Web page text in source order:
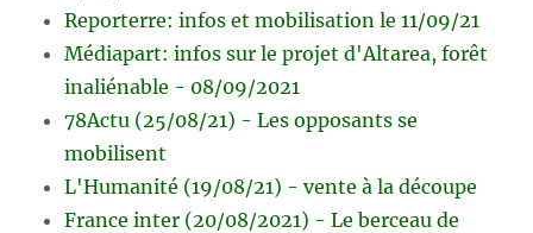
Reporterre: infos et mobilisation le 11/09/21
Médiapart: infos sur le projet d'Altarea, forêt
inaliénable - 08/09/2021
78Actu (25/08/21) - Les opposants se
mobilisent
L'Humanité (19/08/21) - vente à la découpe
France inter (20/08/2021) - Le berceau de